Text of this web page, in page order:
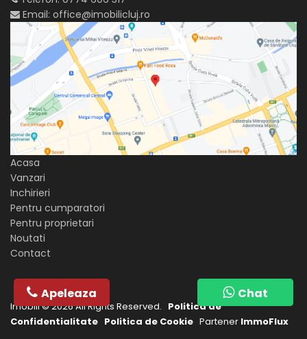
Apeleaza Chat
Chat
Email: office@imobilicluj.ro
Acasa
Vanzari
Inchirieri
Pentru cumparatori
Pentru proprietari
Noutati
Contact
Imobili © 2026 All Rights Reserved. Politica de
Confidentialitate Politica de Cookie Partener ImmoFlux